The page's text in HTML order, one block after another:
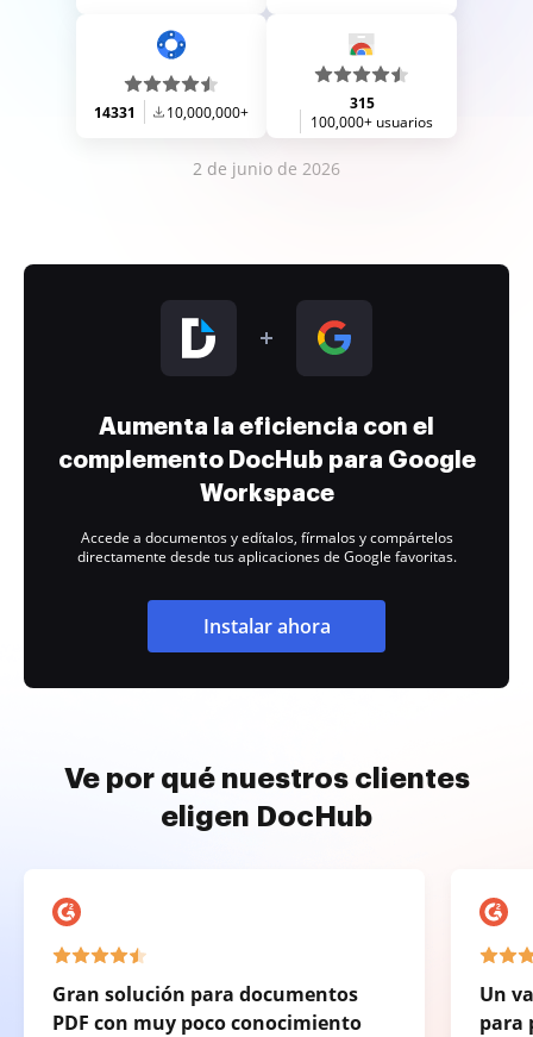
14331 10,000,000+
315
100,000+ usuarios
2 de junio de 2026
Aumenta la eficiencia con el
complemento DocHub para Google
Workspace
Accede a documentos y edítalos, fírmalos y compártelos
directamente desde tus aplicaciones de Google favoritas.
Instalar ahora
Ve por qué nuestros clientes
eligen DocHub
Gran solución para documentos
PDF con muy poco conocimiento
Un
para